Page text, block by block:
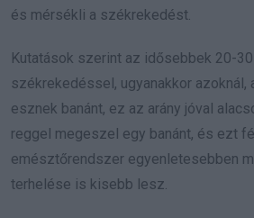
és mérsékli a székrekedést.
Kutatások szerint az idősebbek 20-
székrekedéssel, ugyanakkor azoknál,
esznek banánt, ez az arány jóval
reggel megeszel egy banánt, és ezt
emésztőrendszer egyenletesebben
terhelése is kisebb lesz.